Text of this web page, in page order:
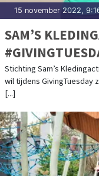
15 november 2022,
SAM’S
Stichting Sam’s
wil tijdens GivingTuesday
[...]